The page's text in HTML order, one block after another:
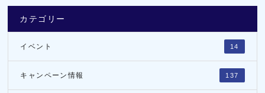
カテゴリー
イベント 14
キャンペーン情報 137